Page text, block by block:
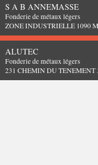
S A B ANNEMASSE
Fonderie de métaux légers
ZONE INDUSTRIELLE 1090
ALUTEC
Fonderie de métaux légers
231 CHEMIN DU